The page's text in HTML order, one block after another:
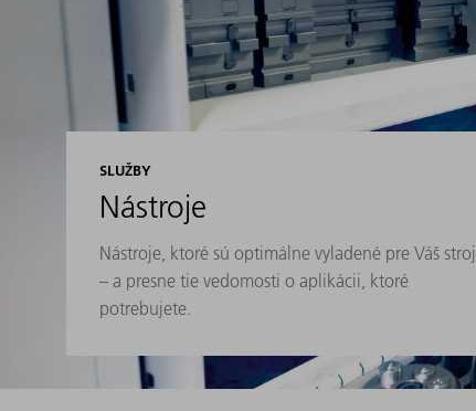
SLUŽBY
Nástroje
Nástroje, ktoré sú optimálne vyladené pre Váš stroj
– a presne tie vedomosti o aplikácii, ktoré
potrebujete.